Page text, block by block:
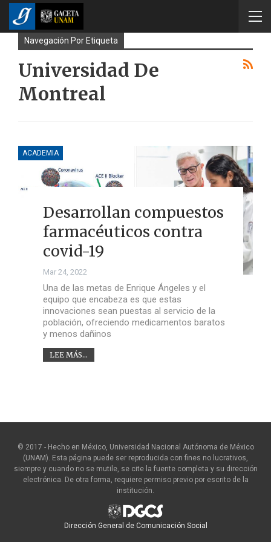
Navegación Por Etiqueta
Universidad De
Montreal
ACADEMIA
Desarrollan compuestos
farmacéuticos contra
covid-19
Mar 24, 2022
Una de las metas de Enrique Ángeles y el
equipo que encabeza es que estas
innovaciones sean puestas al servicio de la
población, ofreciendo medicamentos baratos
y menos dañinos
LEE MÁS...
© 2017 - Hecho en México, Universidad Nacional Autónoma de México
(UNAM). Esta página puede ser reproducida con fines no lucrativos,
siempre y cuando no se mutile, se cite la fuente completa y su dirección
electrónica. De otra forma, requiere permiso previo por escrito de la
institución.
Dirección General de Comunicación Social